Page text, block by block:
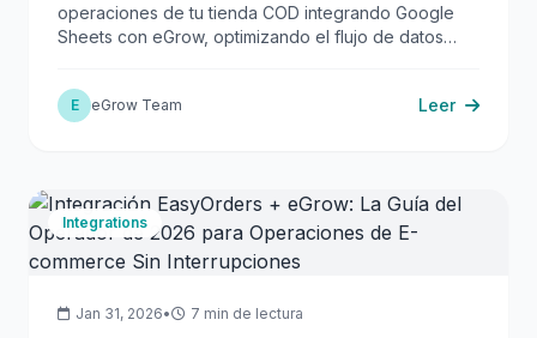
operaciones de tu tienda COD integrando Google
Sheets con eGrow, optimizando el flujo de datos
E eGrow Team Leer
Integrations
Jan 31, 2026• 7 min de lectura